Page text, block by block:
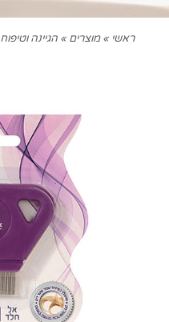
ראשי » מוצרים » הגיינה וטיפוח